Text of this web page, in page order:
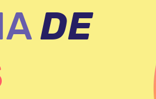
DE